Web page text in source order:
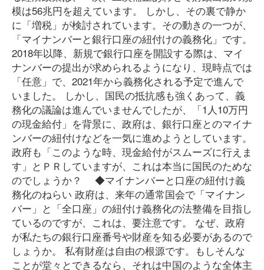
模は56兆円を超えています。 しかし、その裏で静か
に「増税」が検討されています。その動きの一つが、
「マイナンバーと銀行口座の紐付けの義務化」です。
2018年以降、新規で銀行口座を開設する際は、マイ
ナンバーの提出が求められるようになり、現時点では
「任意」で、2021年から義務化される予定で進んで
いました。 しかし、国民の抵抗感も強くあって、義
務化の議論は進んでいませんでしたが、「1人10万円
の現金給付」を背景に、政府は、銀行口座とのマイナ
ンバーの紐付けなどを一気に進めようとしています。
政府も「このような時、現金給付がスムーズに行えま
す」とＰＲしていますが、これは本当に国民のためな
のでしょうか？ ◆マイナンバーと口座の紐付け義
務化のねらい 政府は、来年の通常国会で「マイナン
バー」と「全口座」の紐付け義務化の法整備を目指し
ているのですが、これは、要注意です。 なぜ、政府
が私たちの銀行口座番号や財産を知る必要があるので
しょうか。 私有財産は自由の根源です。もしそんな
ことが堂々とできるなら、それは中国のような全体主